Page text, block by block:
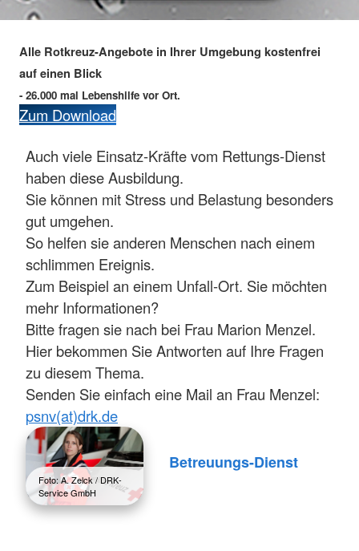
Alle Rotkreuz-Angebote in Ihrer Umgebung kostenfrei
auf einen Blick
- 26.000 mal Lebenshilfe vor Ort.
Zum Download
Auch viele Einsatz-Kräfte vom Rettungs-Dienst
haben diese Ausbildung.
Sie können mit Stress und Belastung besonders
gut umgehen.
So helfen sie anderen Menschen nach einem
schlimmen Ereignis.
Zum Beispiel an einem Unfall-Ort. Sie möchten
mehr Informationen?
Bitte fragen sie nach bei Frau Marion Menzel.
Hier bekommen Sie Antworten auf Ihre Fragen
zu diesem Thema.
Senden Sie einfach eine Mail an Frau Menzel:
psnv(at)drk.de
Foto: A. Zelck / DRK-
Service GmbH
Betreuungs-Dienst